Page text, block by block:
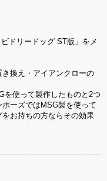
ドリードッグ ST版」をメ
換え・アイアンクローの
を使って製作したものと2つ
ーズではMSG製を使って
お持ちの方ならその効果